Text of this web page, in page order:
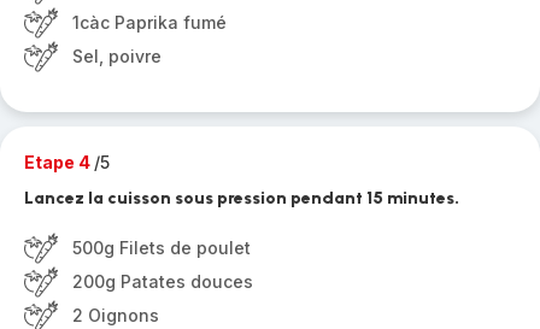
1càc Paprika fumé
Sel, poivre
Etape 4 /5
Lancez la cuisson sous pression pendant 15 minutes.
500g Filets de poulet
200g Patates douces
2 Oignons